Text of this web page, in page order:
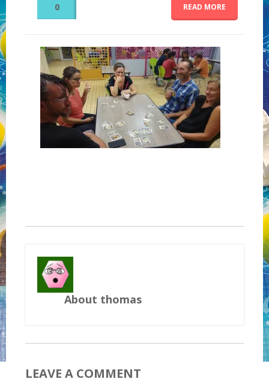
NOS PARTENAIRES
QUI SOMMES-NOUS ?
NOUS CONTACTER !
0 READ MORE
About thomas
LEAVE A COMMENT